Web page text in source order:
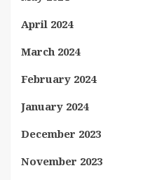
April 2024
March 2024
February 2024
January 2024
December 2023
November 2023